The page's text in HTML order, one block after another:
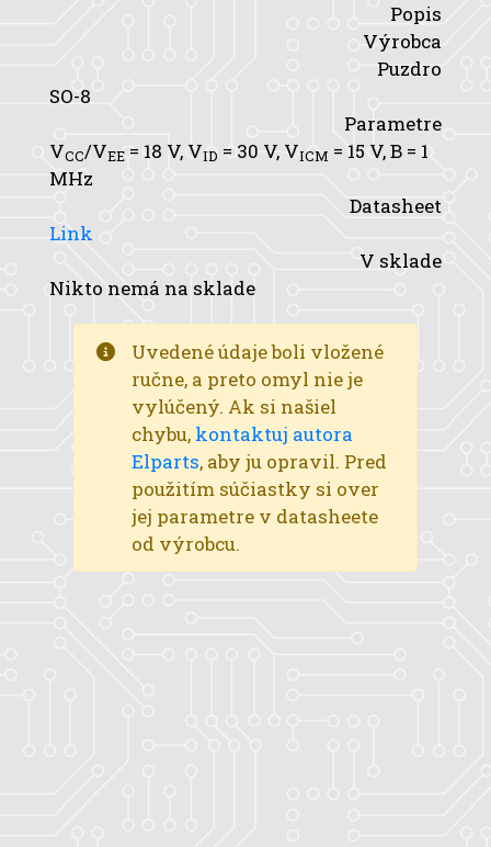
Popis
Výrobca
Puzdro
SO-8
Parametre
VCC/VEE = 18 V, VID = 30 V, VICM = 15 V,B = 1
MHz
Datasheet
Link
V sklade
Nikto nemá na sklade
Uvedené údaje boli vložené
ručne, a preto omyl nie je
vylúčený. Ak si našiel
chybu, kontaktuj autora
Elparts, aby ju opravil. Pred
použitím súčiastky si over
jej parametre v datasheete
od výrobcu.